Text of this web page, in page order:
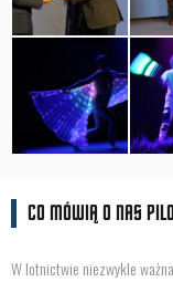
CO MÓWIĄ O NAS
W lotnictwie niezwykle